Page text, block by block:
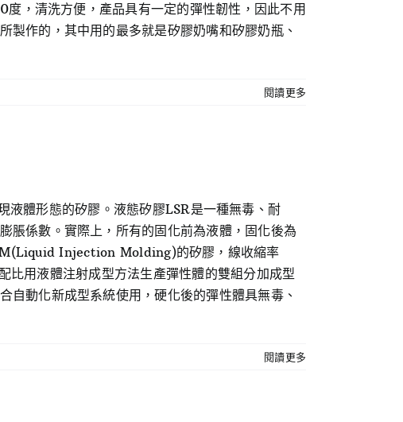
，清洗方便，產品具有一定的彈性韌性，因此不用
作的，其中用的最多就是矽膠奶嘴和矽膠奶瓶、
閱讀更多
體形態的矽膠。液態矽膠LSR是一種無毒、耐
脹係數。實際上，所有的固化前為液體，固化後為
Injection Molding)的矽膠，線收縮率
比用液體注射成型方法生產彈性體的雙組分加成型
自動化新成型系統使用，硬化後的彈性體具無毒、
閱讀更多